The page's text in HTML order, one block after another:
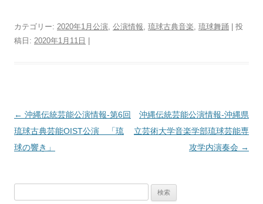
カテゴリー: 2020年1月公演 公演情報 琉球古典音楽 琉球舞踊 | 投
稿日: 2020年1月11日
投
稿
ナ
← 沖縄伝統芸能公演情報-第6回
琉球古典芸能OIST公演 「琉
球の響き」
沖縄伝統芸能公演情報-沖縄県
立芸術大学音楽学部琉球芸能専
攻学内演奏会 →